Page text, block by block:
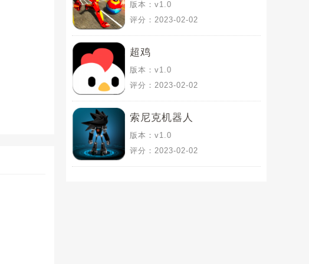
版本：v1.0
评分：2023-02-02
超鸡
版本：v1.0
评分：2023-02-02
索尼克机器人
版本：v1.0
评分：2023-02-02